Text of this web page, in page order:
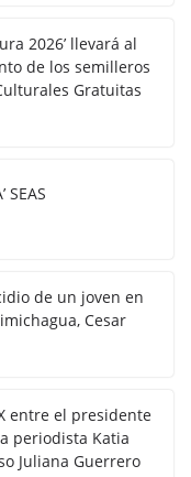
2026’ llevará al
de los semilleros
Gratuitas
SEAS
de un joven en
Cesar
entre el presidente
periodista Katia
Juliana Guerrero